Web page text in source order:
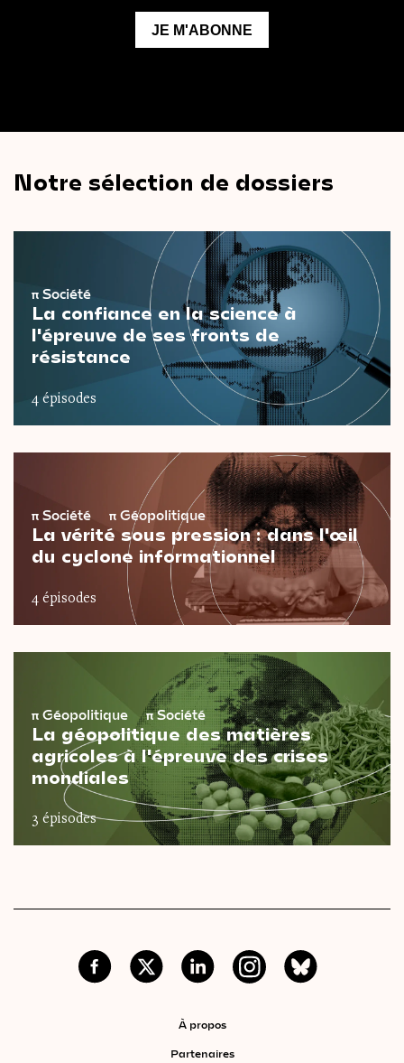
Notre sélection de dossiers
π Société
La confiance en la science à
l'épreuve de ses fronts de
résistance
4 épisodes
π Société π Géopolitique
La vérité sous pression : dans l'œil
du cyclone informationnel
4 épisodes
π Géopolitique πSociété
La géopolitique des matières
agricoles à l'épreuve des crises
mondiales
3 épisodes
À propos
Partenaires